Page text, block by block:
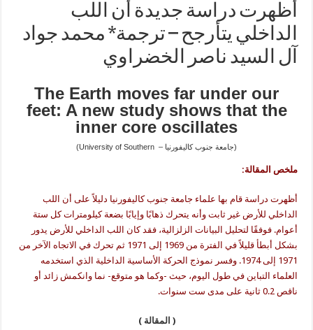
أظهرت دراسة جديدة أن اللب
الداخلي يتأرجح – ترجمة* محمد جواد
آل السيد ناصر الخضراوي
The Earth moves far under our
feet: A new study shows that the
inner core oscillates
(University of Southern – جامعة جنوب كاليفورنيا)
ملخص المقالة:
أظهرت دراسة قام بها علماء جامعة جنوب كاليفورنيا دليلاً على أن اللب
الداخلي للأرض غير ثابت وأنه يتحرك ذهابًا وإيابًا بضعة كيلومترات كل ستة
أعوام. فوفقًا لتحليل البيانات الزلزالية، فقد كان اللب الداخلي للأرض يدور
بشكل أبطأ قليلاً في الفترة من 1969 إلى 1971 ثم تحرك في الاتجاه الآخر من
1971 إلى 1974. وفسر نموذج الحركة الأساسية الداخلية الذي استخدمه
العلماء التباين في طول اليوم، حيث -وكما هو متوقع- نما وانكمش زائد أو
ناقص 0.2 ثانية على مدى ست سنوات.
( المقالة )